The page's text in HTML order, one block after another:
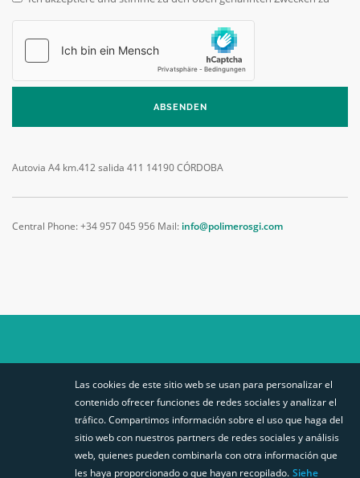
Legal*
ABSENDEN
Autovia A4 km.412 salida 411 14190 CÓRDOBA
Central Phone: +34 957 045 956 Mail: info@polimerosgi.com
STABILIT EUROPA
SITEMAP
BUSCADOR PERFILES
CANAL DENUNCIAS
Folgen Sie
uns auf
Las cookies de este sitio web se usan para personalizar el
contenido ofrecer funciones de redes sociales y analizar el
tráfico. Compartimos información sobre el uso que haga del
sitio web con nuestros partners de redes sociales y análisis
web, quienes pueden combinarla con otra información que
les haya proporcionado o que hayan recopilado. Siehe